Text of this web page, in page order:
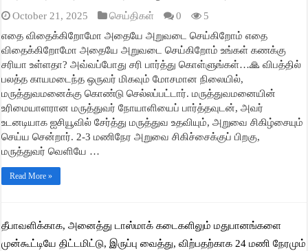
October 21, 2025
செய்திகள் 0
5
எதை விதைக்கிறோமோ அதையே அறுவடை செய்கிறோம் எதை
விதைக்கிறோமோ அதையே அறுவடை செய்கிறோம் உங்கள் கணக்கு
சரியா உள்ளதா? அவ்வப்போது சரி பார்த்து கொள்ளுங்கள்…🙏 விபத்தில்
பலத்த காயமடைந்த ஒருவர் மிகவும் மோசமான நிலையில்,
மருத்துவமனைக்கு கொண்டு செல்லப்பட்டார். மருத்துவமனையின்
உரிமையாளரான மருத்துவர் நோயாளியைப் பார்த்தவுடன், அவர்
உடனடியாக ஐசியூவில் சேர்த்து மருத்துவ உதவியும், அறுவை சிகிழ்சையும்
செய்ய சென்றார். 2-3 மணிநேர அறுவை சிகிச்சைக்குப் பிறகு,
மருத்துவர் வெளியே …
Read More »
தீபாவளிக்காக, அனைத்து டாஸ்மாக் கடைகளிலும் மதுபானங்களை
முன்கூட்டியே திட்டமிட்டு, இருப்பு வைத்து, விற்பதற்காக 24 மணி நேரமும்